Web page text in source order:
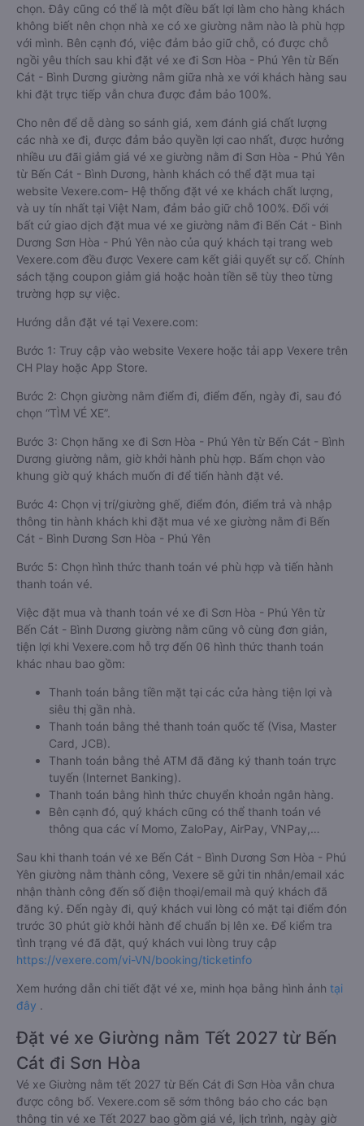
chọn. Đây cũng có thể là một điều bất lợi làm cho hàng khách
không biết nên chọn nhà xe có xe giường nằm nào là phù hợp
với mình. Bên cạnh đó, việc đảm bảo giữ chỗ, có được chỗ
ngồi yêu thích sau khi đặt vé xe đi Sơn Hòa - Phú Yên từ Bến
Cát - Bình Dương giường nằm giữa nhà xe với khách hàng sau
khi đặt trực tiếp vẫn chưa được đảm bảo 100%.
Cho nên để dễ dàng so sánh giá, xem đánh giá chất lượng
các nhà xe đi, được đảm bảo quyền lợi cao nhất, được hưởng
nhiều ưu đãi giảm giá vé xe giường nằm đi Sơn Hòa - Phú Yên
từ Bến Cát - Bình Dương, hành khách có thể đặt mua tại
website Vexere.com- Hệ thống đặt vé xe khách chất lượng,
và uy tín nhất tại Việt Nam, đảm bảo giữ chỗ 100%. Đối với
bất cứ giao dịch đặt mua vé xe giường nằm đi Bến Cát - Bình
Dương Sơn Hòa - Phú Yên nào của quý khách tại trang web
Vexere.com đều được Vexere cam kết giải quyết sự cố. Chính
sách tặng coupon giảm giá hoặc hoàn tiền sẽ tùy theo từng
trường hợp sự việc.
Hướng dẫn đặt vé tại Vexere.com:
Bước 1: Truy cập vào website Vexere hoặc tải app Vexere trên
CH Play hoặc App Store.
Bước 2: Chọn giường nằm điểm đi, điểm đến, ngày đi, sau đó
chọn “TÌM VÉ XE”.
Bước 3: Chọn hãng xe đi Sơn Hòa - Phú Yên từ Bến Cát - Bình
Dương giường nằm, giờ khởi hành phù hợp. Bấm chọn vào
khung giờ quý khách muốn đi để tiến hành đặt vé.
Bước 4: Chọn vị trí/giường ghế, điểm đón, điểm trả và nhập
thông tin hành khách khi đặt mua vé xe giường nằm đi Bến
Cát - Bình Dương Sơn Hòa - Phú Yên
Bước 5: Chọn hình thức thanh toán vé phù hợp và tiến hành
thanh toán vé.
Việc đặt mua và thanh toán vé xe đi Sơn Hòa - Phú Yên từ
Bến Cát - Bình Dương giường nằm cũng vô cùng đơn giản,
tiện lợi khi Vexere.com hỗ trợ đến 06 hình thức thanh toán
khác nhau bao gồm:
Thanh toán bằng tiền mặt tại các cửa hàng tiện lợi và
siêu thị gần nhà.
Thanh toán bằng thẻ thanh toán quốc tế (Visa, Master
Card, JCB).
Thanh toán bằng thẻ ATM đã đăng ký thanh toán trực
tuyến (Internet Banking).
Thanh toán bằng hình thức chuyển khoản ngân hàng.
Bên cạnh đó, quý khách cũng có thể thanh toán vé
thông qua các ví Momo, ZaloPay, AirPay, VNPay,…
Sau khi thanh toán vé xe Bến Cát - Bình Dương Sơn Hòa - Phú
Yên giường nằm thành công, Vexere sẽ gửi tin nhắn/email xác
nhận thành công đến số điện thoại/email mà quý khách đã
đăng ký. Đến ngày đi, quý khách vui lòng có mặt tại điểm đón
trước 30 phút giờ khởi hành để chuẩn bị lên xe. Để kiểm tra
tình trạng vé đã đặt, quý khách vui lòng truy cập
https://vexere.com/vi-VN/booking/ticketinfo
Xem hướng dẫn chi tiết đặt vé xe, minh họa bằng hình ảnh tại
đây .
Đặt vé xe Giường nằm Tết 2027 từ Bến
Cát đi Sơn Hòa
Vé xe Giường nằm tết 2027 từ Bến Cát đi Sơn Hòa vẫn chưa
được công bố. Vexere.com sẽ sớm thông báo cho các bạn
thông tin vé xe Tết 2027 bao gồm giá vé, lịch trình, ngày giờ